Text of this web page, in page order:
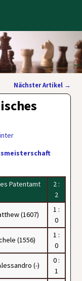
Nächster Artikel →
Patentamt
2 :
2
(1607)
1 :
0
(1556)
1 :
0
(-)
0 :
1